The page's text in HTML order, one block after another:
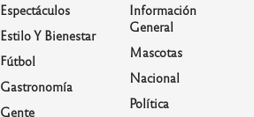
Espectáculos
Estilo Y Bienestar
Fútbol
Gastronomía
Gente
Información
General
Mascotas
Nacional
Política